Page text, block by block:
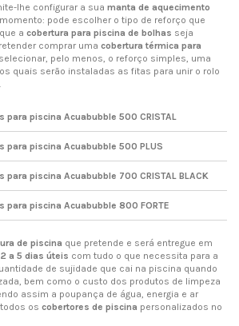
lhe configurar a sua manta de aquecimento
pode escolher o tipo de reforço que
a cobertura para piscina de bolhas seja
comprar uma cobertura térmica para
pelo menos, o reforço simples, uma
quais serão instaladas as fitas para unir o rolo
.
para piscina Acuabubble 500 CRISTAL
para piscina Acuabubble 500 PLUS
para piscina Acuabubble 700 CRISTAL BLACK
para piscina Acuabubble 800 FORTE
de piscina que pretende e será entregue em
2 a 5 dias úteis com tudo o que necessita para a
de sujidade que cai na piscina quando
bem como o custo dos produtos de limpeza
assim a poupança de água, energia e ar
os cobertores de piscina personalizados no